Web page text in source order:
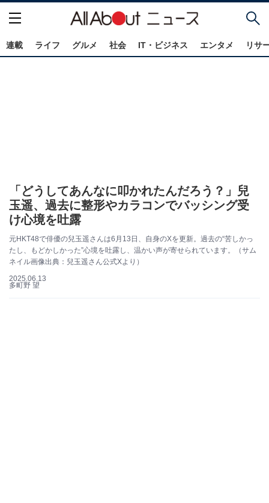
連載 ライフ グルメ 社会 IT・ビジネス エンタメ リサ
「どうしてあんなに叩かれたんだろう？」兒
玉遥、過去に整形やカラコンでバッシング受
け心境を吐露
元HKT48で俳優の兒玉遥さんは6月13日、自身のXを更新。過去の“苦しかっ
たし、もどかしかった”心境を吐露し、温かい声が寄せられています。（サム
ネイル画像出典：兒玉遥さん公式Xより）
2025.06.13
多町野 望